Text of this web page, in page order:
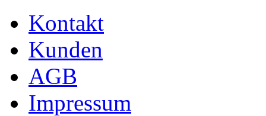
Kontakt
Kunden
AGB
Impressum